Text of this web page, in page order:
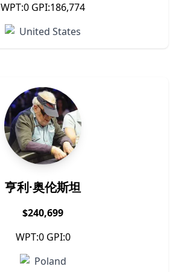
WPT:0 GPI:186,774
United States
亨利·奥伦斯坦
$240,699
WPT:0 GPI:0
Poland